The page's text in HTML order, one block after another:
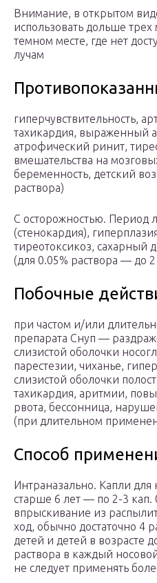
Внимание, в открытом
использовать дольше трех
темном месте, где нет
лучам
гиперчувствительность,
тахикардия, выраженный
атрофический ринит,
вмешательства на
беременность, детский
раствора)
С осторожностью. Период
(стенокардия),
тиреотоксикоз, сахарный
(для 0.05% раствора — до
Побочные
при частом и/или
препарата Снуп —
слизистой оболочки
парестезии, чиханье,
слизистой оболочки
тахикардия, аритмии,
рвота, бессонница,
(при длительном
Способ
Интраназально. Капли для
старше 6 лет — по 2-3 кап.
впрыскивание из
ход, обычно достаточно 4
детей и детей в возрасте
раствора в каждый
не следует применять